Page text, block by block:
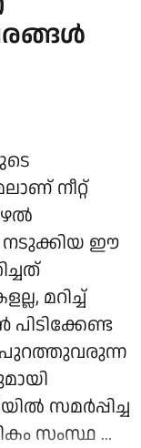
നീറ്റ്
നടുക്കിയ ഈ
മറിച്ച്
പിടിക്കേണ്ട
പുറത്തുവരുന്ന
സമർപ്പിച്ച
സംസ്ഥ ...